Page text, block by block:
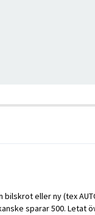
eller ny (tex
sparar 500. Letat